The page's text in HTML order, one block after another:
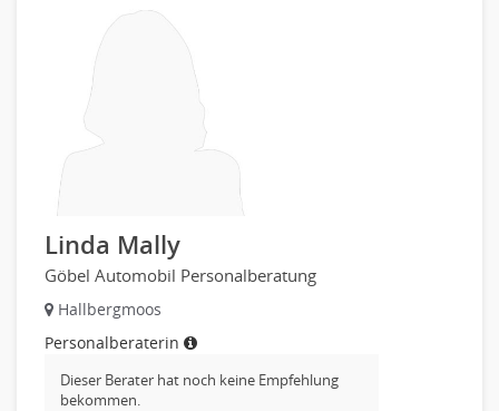
Wirtschaftsprüfung
Montage
Beauty, Wellness
Elektrik, Sanitär, Heizung, Klima
Fertigung, Produktion
Gastronomie, Hotellerie
Holzhandwerk
Handwerk, Dienstleistung & Fertigung Leitung, Teamleitung
Maler, Lackierer
Mechaniker
Metallhandwerk
Raumgestaltung
Linda Mally
Göbel Automobil Personalberatung
Hallbergmoos
Personalberaterin
Dieser Berater hat noch keine Empfehlung
bekommen.